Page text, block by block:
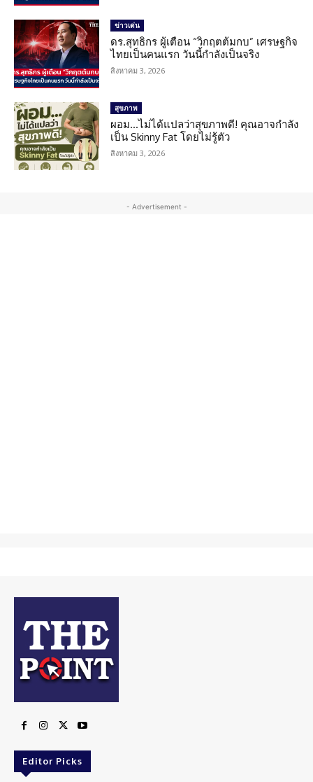
ข่าวเด่น
ดร.สุทธิกร ผู้เตือน “วิกฤตต้มกบ” เศรษฐกิจ
ไทยเป็นคนแรก วันนี้กำลังเป็นจริง
สิงหาคม 3, 2026
สุขภาพ
ผอม…ไม่ได้แปลว่าสุขภาพดี! คุณอาจกำลัง
เป็น Skinny Fat โดยไม่รู้ตัว
สิงหาคม 3, 2026
- Advertisement -
Editor Picks